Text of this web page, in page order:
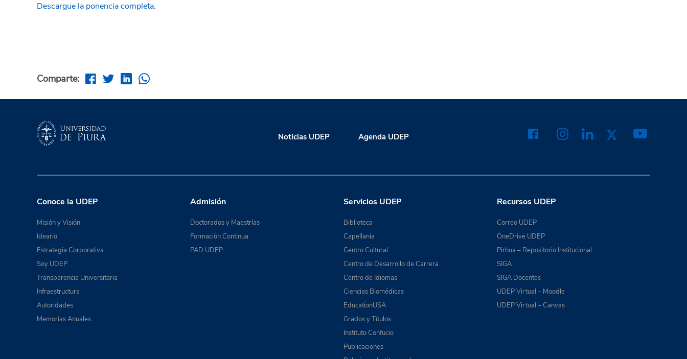
Descargue la ponencia completa.
Comparte:
Noticias UDEP Agenda UDEP
Conoce la UDEP
Misión y Visión
Ideario
Estrategia Corporativa
Soy UDEP
Transparencia Universitaria
Infraestructura
Autoridades
Memorias Anuales
Admisión
Doctorados y Maestrías
Formación Continua
PAD UDEP
Servicios UDEP
Biblioteca
Capellanía
Centro Cultural
Centro de Desarrollo de Carrera
Centro de Idiomas
Ciencias Biomédicas
EducationUSA
Grados y Títulos
Instituto Confucio
Publicaciones
Recursos UDEP
Correo UDEP
OneDrive UDEP
Pirhua – Repositorio Institucional
SIGA
SIGA Docentes
UDEP Virtual – Moodle
UDEP Virtual – Canvas